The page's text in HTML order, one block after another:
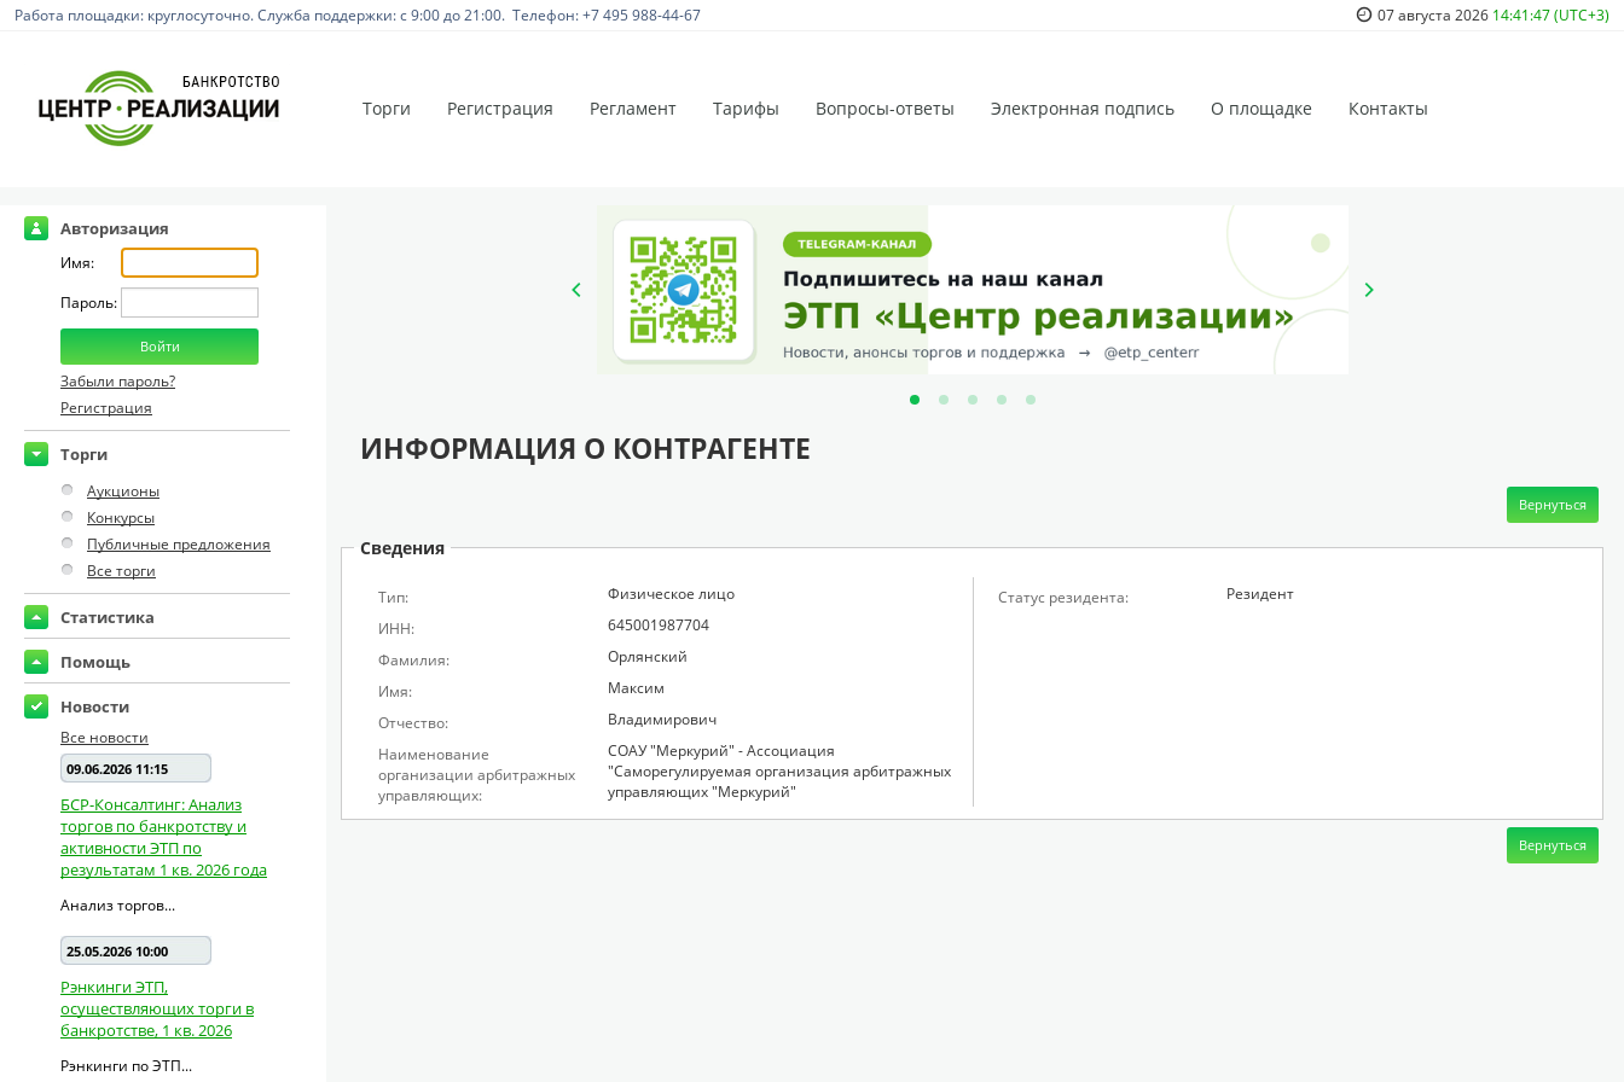
Работа площадки: круглосуточно. Служба поддержки: с 9:00 до 21:00. Телефон: +7 495 988-44-67 07 августа 2026 14:41:47 (UTC+3)
Торги Регистрация Регламент Тарифы Вопросы-ответы Электронная подпись О площадке Контакты
Авторизация
Имя:
Пароль:
Забыли пароль?
Регистрация
Торги
Аукционы
Конкурсы
Публичные предложения
Все торги
Статистика
Помощь
Новости
Все новости
09.06.2026 11:15
БСР-Консалтинг: Анализ
торгов по банкротству и
активности ЭТП по
результатам 1 кв. 2026 года
Анализ торгов...
25.05.2026 10:00
Рэнкинги ЭТП,
осуществляющих торги в
банкротстве, 1 кв. 2026
Рэнкинги по ЭТП...
ИНФОРМАЦИЯ О КОНТРАГЕНТЕ
Сведения
Тип: Физическое лицо Статус резидента:
Резидент
ИНН:
645001987704
Фамилия:
Орлянский
Имя:
Максим
Отчество:
Владимирович
Наименование
организации арбитражных
управляющих:
СОАУ "Меркурий" - Ассоциация
"Саморегулируемая организация арбитражных
управляющих "Меркурий"